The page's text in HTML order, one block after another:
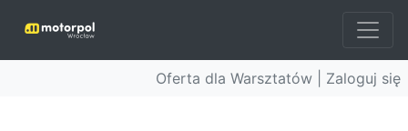
Oferta dla Warsztatów | Zaloguj się